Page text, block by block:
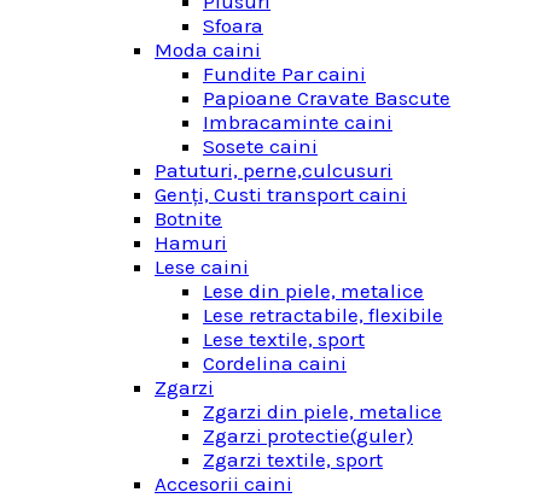
Sfoara
Moda caini
Fundite Par caini
Papioane Cravate Bascute
Imbracaminte caini
Sosete caini
Patuturi, perne,culcusuri
Genţi, Custi transport caini
Botnite
Hamuri
Lese caini
Lese din piele, metalice
Lese retractabile, flexibile
Lese textile, sport
Cordelina caini
Zgarzi
Zgarzi din piele, metalice
Zgarzi protectie(guler)
Zgarzi textile, sport
Accesorii caini